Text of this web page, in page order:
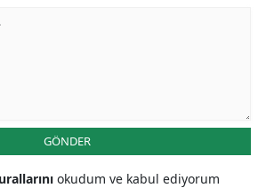
GÖNDER
okudum ve kabul ediyorum